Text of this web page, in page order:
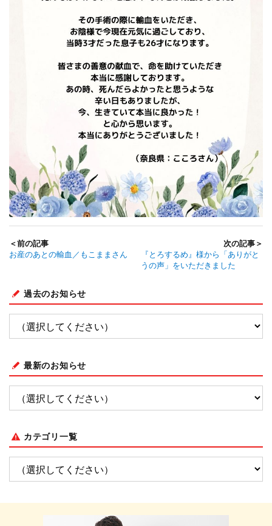
＜前の記事
お産のあとの輸血／もこままさん
次の記事＞
『とろするめ』様から「ありがと
うの声」をいただきました
過去のお知らせ
最新のお知らせ
カテゴリ一覧